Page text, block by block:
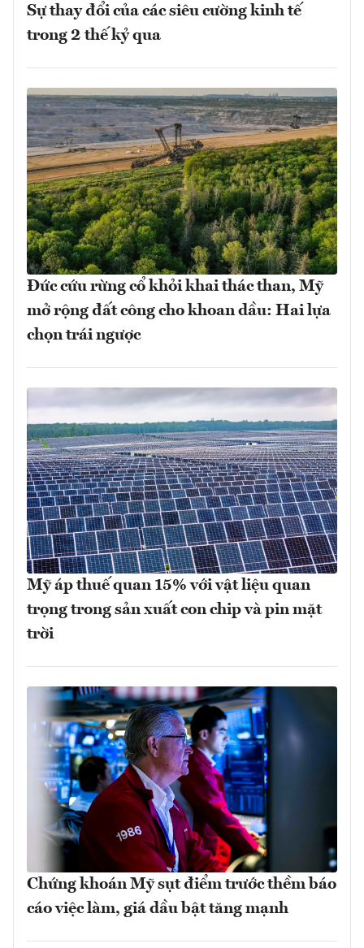
Sự thay đổi của các siêu cường kinh tế
trong 2 thế kỷ qua
Đức cứu rừng cổ khỏi khai thác than, Mỹ
mở rộng đất công cho khoan dầu: Hai lựa
chọn trái ngược
Mỹ áp thuế quan 15% với vật liệu quan
trọng trong sản xuất con chip và pin mặt
trời
Chứng khoán Mỹ sụt điểm trước thềm báo
cáo việc làm, giá dầu bật tăng mạnh